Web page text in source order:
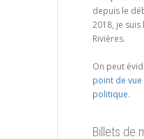
depuis le
2018, je
Rivières.
On peut
point de
politique.
Billets de